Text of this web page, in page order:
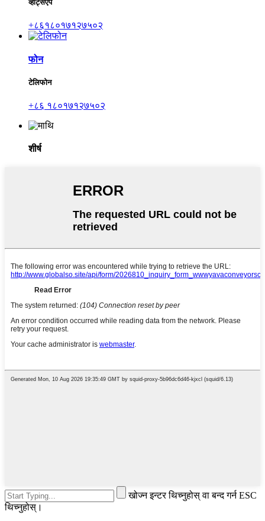
व्हाट्सएप
+८६१८०१७१२७५०२
फोन
टेलिफोन
+८६ १८०१७१२७५०२
शीर्ष
खोज्न इन्टर थिच्नुहोस् वा बन्द गर्न ESC
थिच्नुहोस्।